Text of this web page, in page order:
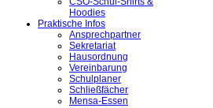
Hoodies
Praktische Infos
Ansprechpartner
Sekretariat
Hausordnung
Vereinbarung
Schulplaner
Schließfächer
Mensa-Essen